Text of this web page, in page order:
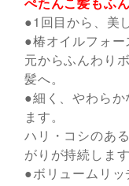
●1回目から、美
●椿オイルフォ
元からふんわり
髪へ。
●細く、やわら
ます。
ハリ・コシのあ
がりが持続します
●ボリュームリ